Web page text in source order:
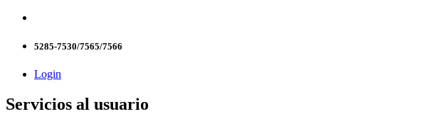
5285-7530/7565/7566
Login
Servicios al usuario